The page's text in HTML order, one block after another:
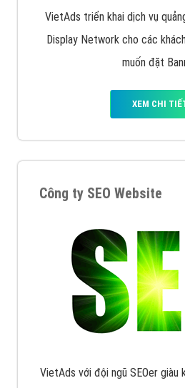
VietAds triển khai dịch vụ
Display Network cho các
muốn đặt
XEM CHI
Công ty SEO Website
VietAds với đội ngũ SEOer giàu